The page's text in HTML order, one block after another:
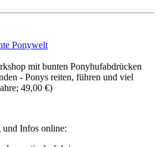
Ponywelt
mit bunten Ponyhufabdrücken
- Ponys reiten, führen und viel
49,00 €)
und Infos online: